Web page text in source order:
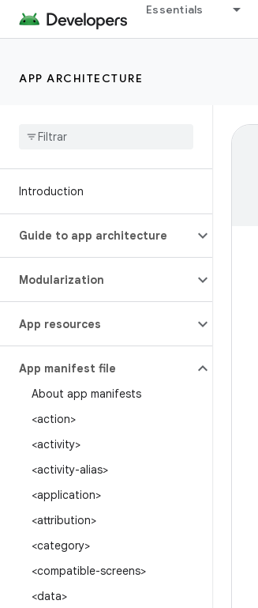
Essentials
APP ARCHITECTURE
Introduction
Guide to app architecture
Modularization
App resources
App manifest file
About app manifests
<action>
<activity>
<activity-alias>
<application>
<attribution>
<category>
<compatible-screens>
<data>